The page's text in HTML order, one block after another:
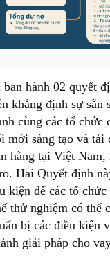
hành 02 quyết
khẳng định sự sẵn
cùng các tổ chức
mới sáng tạo và tài
hàng tại Việt Nam,
Hai Quyết định
kiện để các tổ chức
thử nghiệm có thể
bị các điều kiện
giải pháp cho